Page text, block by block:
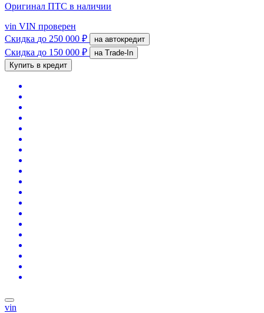
Оригинал ПТС в наличии
vin VIN проверен
Скидка до 250 000 ₽ на автокредит
Скидка до 150 000 ₽
на Trade-In
Купить в кредит
vin